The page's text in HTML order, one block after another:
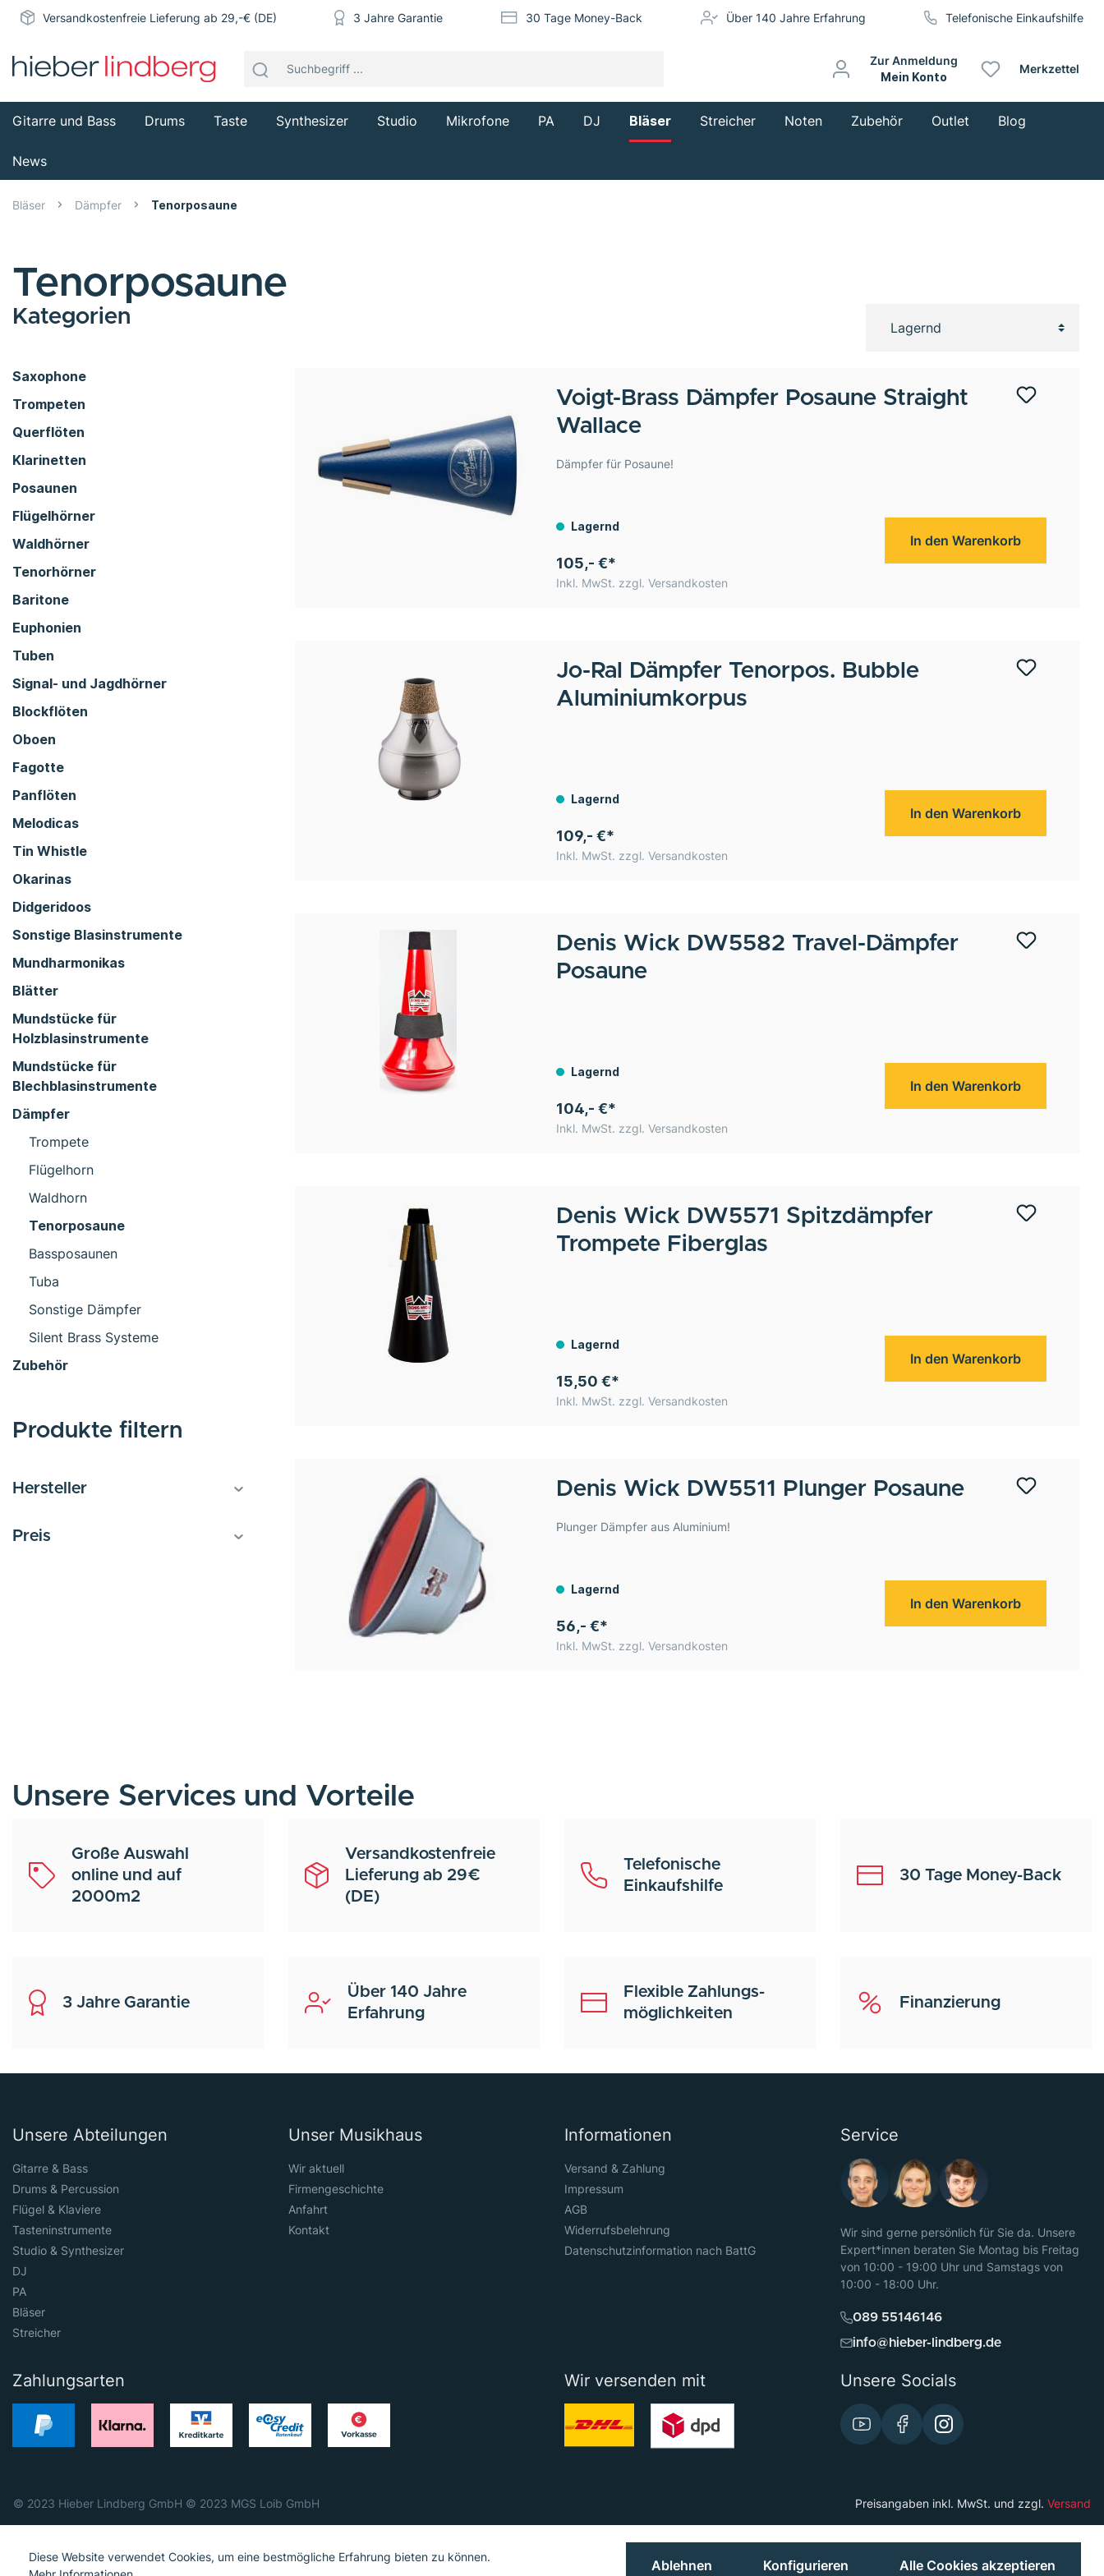
Versandkostenfreie Lieferung ab 29,-€ (DE) 3 Jahre Garantie 30 Tage Money-Back Über 140 Jahre Erfahrung Telefonische Einkaufshilfe
Zur Anmeldung
Mein Konto
Merkzettel
Gitarre und Bass Drums Taste Synthesizer Studio Mikrofone PA DJ Bläser Streicher Noten Zubehör Outlet Blog
News
Bläser Dämpfer Tenorposaune
Tenorposaune
Kategorien
Saxophone
Trompeten
Querflöten
Klarinetten
Posaunen
Flügelhörner
Waldhörner
Tenorhörner
Baritone
Euphonien
Tuben
Signal- und Jagdhörner
Blockflöten
Oboen
Fagotte
Panflöten
Melodicas
Tin Whistle
Okarinas
Didgeridoos
Sonstige Blasinstrumente
Mundharmonikas
Blätter
Mundstücke für
Holzblasinstrumente
Mundstücke für
Blechblasinstrumente
Dämpfer
Trompete
Flügelhorn
Waldhorn
Tenorposaune
Bassposaunen
Tuba
Sonstige Dämpfer
Silent Brass Systeme
Zubehör
Produkte filtern
Hersteller
Preis
Voigt-Brass Dämpfer Posaune Straight
Wallace
Dämpfer für Posaune!
Lagernd
105,- €*
Inkl. MwSt. zzgl. Versandkosten
In den Warenkorb
Jo-Ral
Dämpfer Tenorpos. Bubble
Aluminiumkorpus
Lagernd
109,- €*
Inkl. MwSt. zzgl. Versandkosten
In den Warenkorb
Denis Wick DW5582 Travel-Dämpfer
Posaune
Lagernd
104,- €*
Inkl. MwSt. zzgl. Versandkosten
In den Warenkorb
Denis Wick DW5571 Spitzdämpfer
Trompete Fiberglas
Lagernd
15,50 €*
Inkl. MwSt. zzgl. Versandkosten
In den Warenkorb
Denis Wick DW5511 Plunger Posaune
Plunger Dämpfer aus Aluminium!
Lagernd
56,- €*
Inkl. MwSt. zzgl. Versandkosten
In den Warenkorb
Unsere Services und Vorteile
Große Auswahl
online und auf
2000m2
Versandkostenfreie
Lieferung ab 29€
(DE)
Telefonische
Einkaufshilfe
30 Tage Money-Back
3 Jahre Garantie
Über 140 Jahre
Erfahrung
Flexible Zahlungs-
möglichkeiten
Finanzierung
Unsere Abteilungen
Gitarre & Bass
Drums & Percussion
Flügel & Klaviere
Tasteninstrumente
Studio & Synthesizer
DJ
PA
Bläser
Streicher
Unser Musikhaus
Wir aktuell
Firmengeschichte
Anfahrt
Kontakt
Informationen
Versand & Zahlung
Impressum
AGB
Widerrufsbelehrung
Datenschutzinformation nach BattG
Service
Wir sind gerne persönlich für Sie da. Unsere
Expert*innen beraten Sie Montag bis Freitag
von 10:00 - 19:00 Uhr und Samstags von
10:00 - 18:00 Uhr.
089 55146146
info@hieber-lindberg.de
Zahlungsarten Wir versenden mit Unsere Socials
© 2023 Hieber Lindberg GmbH © 2023 MGS Loib GmbH Preisangaben inkl. MwSt. und zzgl. Versand
Diese Website verwendet Cookies, um eine bestmögliche Erfahrung bieten zu können.
Ablehnen Konfigurieren Alle Cookies akzeptieren